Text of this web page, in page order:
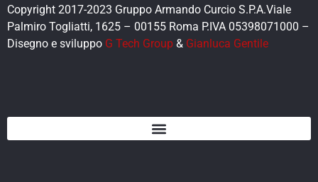
Copyright 2017-2023 Gruppo Armando Curcio S.P.A.Viale
Palmiro Togliatti, 1625 – 00155 Roma P.IVA 05398071000 –
Disegno e sviluppo G Tech Group & Gianluca Gentile